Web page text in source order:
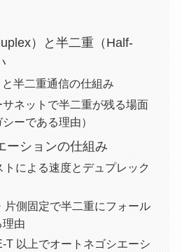
）と半二重（Half-
半二重通信の仕組み
ネットで半二重が残る場面
シーである理由）
ーションの仕組み
トによる速度とデュプレック
片側固定で半二重にフォール
理由
T 以上でオートネゴシエーシ